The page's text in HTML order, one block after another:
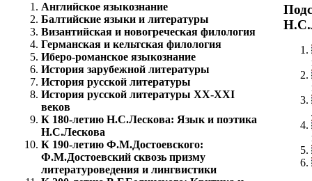
Английское языкознание
Балтийские языки и литературы
Византийская и новогреческая филология
Германская и кельтская филология
Иберо-романское языкознание
История зарубежной литературы
История русской литературы
История русской литературы ХХ-XXI
веков
К 180-летию Н.С.Лескова: Язык и поэтика
Н.С.Лескова
К 190-летию Ф.М.Достоевского:
Ф.М.Достоевский сквозь призму
литературоведения и лингвистики